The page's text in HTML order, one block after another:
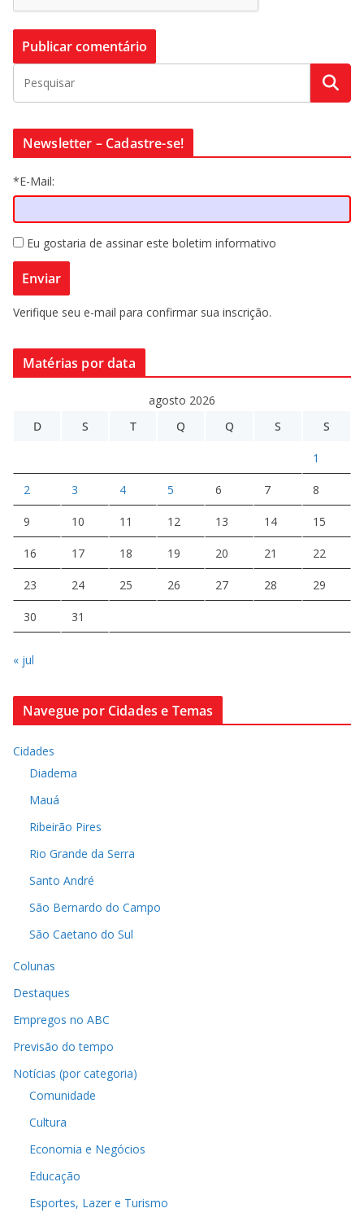
Newsletter – Cadastre-se!
*E-Mail:
Eu gostaria de assinar este boletim informativo
Verifique seu e-mail para confirmar sua inscrição.
Matérias por data
agosto 2026
D
S T Q Q S S
1
2 3 4 5 6 7 8
9 10 11 12 13 14 15
16 17 18 19 20 21 22
23 24 25 26 27 28 29
30 31
« jul
Navegue por Cidades e Temas
Cidades
Diadema
Mauá
Ribeirão Pires
Rio Grande da Serra
Santo André
São Bernardo do Campo
São Caetano do Sul
Colunas
Destaques
Empregos no ABC
Previsão do tempo
Notícias (por categoria)
Comunidade
Cultura
Economia e Negócios
Educação
Esportes, Lazer e Turismo